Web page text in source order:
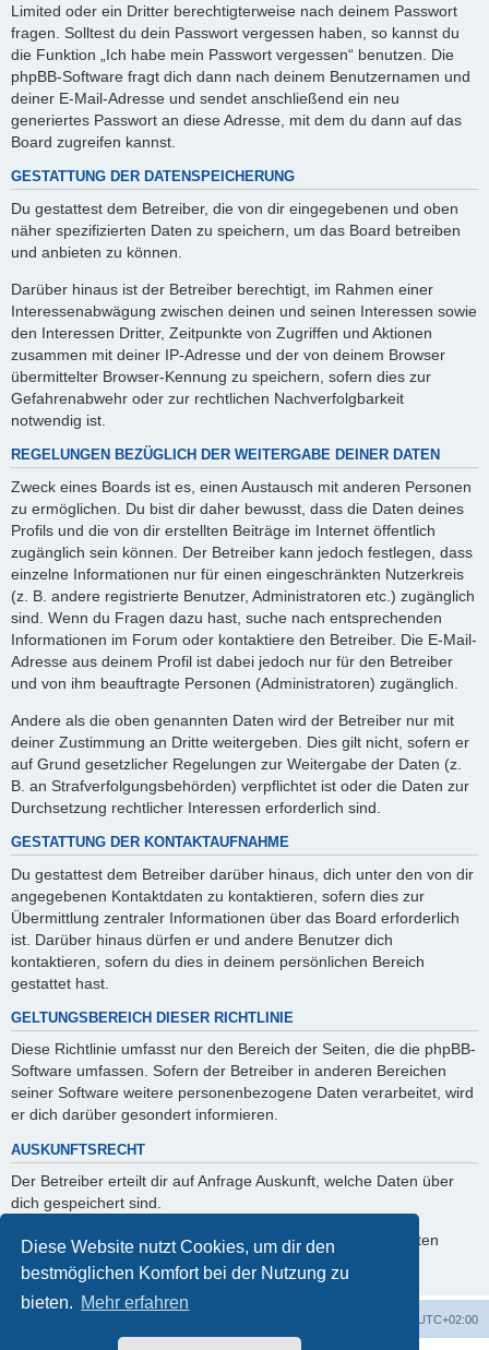
Diese Website nutzt Cookies, um dir den
bestmöglichen Komfort bei der Nutzung zu
bieten. Mehr erfahren
Limited oder ein Dritter berechtigterweise nach deinem Passwort
fragen. Solltest du dein Passwort vergessen haben, so kannst du
die Funktion „Ich habe mein Passwort vergessen“ benutzen. Die
phpBB-Software fragt dich dann nach deinem Benutzernamen und
deiner E-Mail-Adresse und sendet anschließend ein neu
generiertes Passwort an diese Adresse, mit dem du dann auf das
Board zugreifen kannst.
GESTATTUNG DER DATENSPEICHERUNG
Du gestattest dem Betreiber, die von dir eingegebenen und oben
näher spezifizierten Daten zu speichern, um das Board betreiben
und anbieten zu können.
Darüber hinaus ist der Betreiber berechtigt, im Rahmen einer
Interessenabwägung zwischen deinen und seinen Interessen sowie
den Interessen Dritter, Zeitpunkte von Zugriffen und Aktionen
zusammen mit deiner IP-Adresse und der von deinem Browser
übermittelter Browser-Kennung zu speichern, sofern dies zur
Gefahrenabwehr oder zur rechtlichen Nachverfolgbarkeit
notwendig ist.
REGELUNGEN BEZÜGLICH DER WEITERGABE DEINER DATEN
Zweck eines Boards ist es, einen Austausch mit anderen Personen
zu ermöglichen. Du bist dir daher bewusst, dass die Daten deines
Profils und die von dir erstellten Beiträge im Internet öffentlich
zugänglich sein können. Der Betreiber kann jedoch festlegen, dass
einzelne Informationen nur für einen eingeschränkten Nutzerkreis
(z. B. andere registrierte Benutzer, Administratoren etc.) zugänglich
sind. Wenn du Fragen dazu hast, suche nach entsprechenden
Informationen im Forum oder kontaktiere den Betreiber. Die E-Mail-
Adresse aus deinem Profil ist dabei jedoch nur für den Betreiber
und von ihm beauftragte Personen (Administratoren) zugänglich.
Andere als die oben genannten Daten wird der Betreiber nur mit
deiner Zustimmung an Dritte weitergeben. Dies gilt nicht, sofern er
auf Grund gesetzlicher Regelungen zur Weitergabe der Daten (z.
B. an Strafverfolgungsbehörden) verpflichtet ist oder die Daten zur
Durchsetzung rechtlicher Interessen erforderlich sind.
GESTATTUNG DER KONTAKTAUFNAHME
Du gestattest dem Betreiber darüber hinaus, dich unter den von dir
angegebenen Kontaktdaten zu kontaktieren, sofern dies zur
Übermittlung zentraler Informationen über das Board erforderlich
ist. Darüber hinaus dürfen er und andere Benutzer dich
kontaktieren, sofern du dies in deinem persönlichen Bereich
gestattet hast.
GELTUNGSBEREICH DIESER RICHTLINIE
Diese Richtlinie umfasst nur den Bereich der Seiten, die die phpBB-
Software umfassen. Sofern der Betreiber in anderen Bereichen
seiner Software weitere personenbezogene Daten verarbeitet, wird
er dich darüber gesondert informieren.
AUSKUNFTSRECHT
Der Betreiber erteilt dir auf Anfrage Auskunft, welche Daten über
dich gespeichert sind.
Du kannst jederzeit die Löschung bzw. Sperrung deiner Daten
verlangen. Kontaktiere hierzu bitte den Betreiber.
UTC+02:00